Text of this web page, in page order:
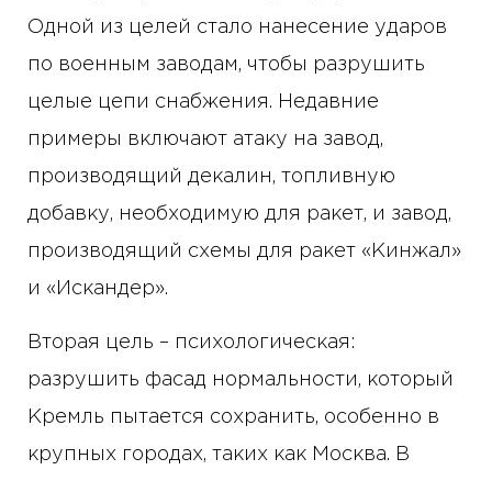
Одной из целей стало нанесение ударов
по военным заводам, чтобы разрушить
целые цепи снабжения. Недавние
примеры включают атаку на завод,
производящий декалин, топливную
добавку, необходимую для ракет, и завод,
производящий схемы для ракет «Кинжал»
и «Искандер».
Вторая цель – психологическая:
разрушить фасад нормальности, который
Кремль пытается сохранить, особенно в
крупных городах, таких как Москва. В